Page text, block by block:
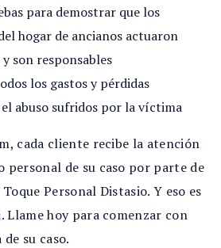
para demostrar que los
hogar de ancianos actuaron
son responsables
los gastos y pérdidas
abuso sufridos por la víctima
cada cliente recibe la atención
personal de su caso por parte de
Toque Personal Distasio. Y eso es
Llame hoy para comenzar con
su caso.